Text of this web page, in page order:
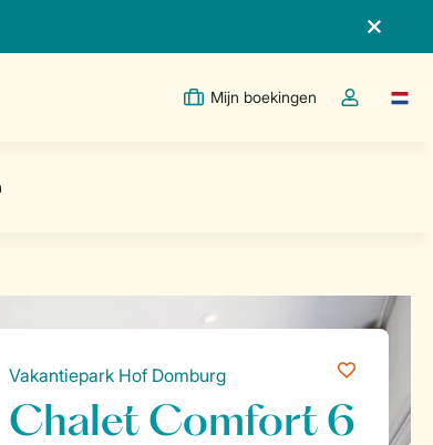
Mijn boekingen
Open deTaal
Vakantiepark Hof Domburg
Chalet Comfort 6